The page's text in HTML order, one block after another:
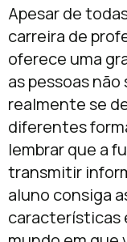
Apesar de
carreira de
oferece uma
as pessoas
realmente se
diferentes
lembrar que a
transmitir
aluno consiga
características